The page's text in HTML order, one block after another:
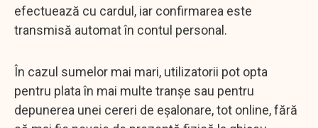
efectuează cu cardul, iar confirmarea este
transmisă automat în contul personal.
În cazul sumelor mai mari, utilizatorii pot opta
pentru plata în mai multe tranșe sau pentru
depunerea unei cereri de eșalonare, tot online, fără